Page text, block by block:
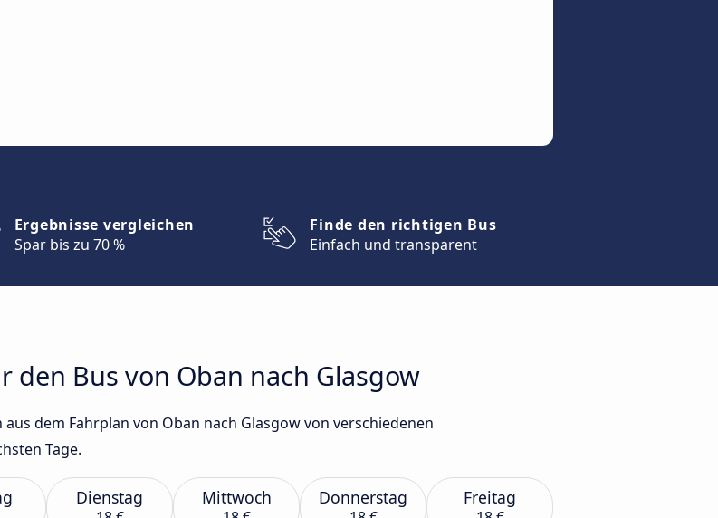
Ergebnisse vergleichen
Spar bis zu 70 %
Finde den richtigen Bus
Einfach und transparent
den Bus von Oban nach Glasgow
dem Fahrplan von Oban nach Glasgow von verschiedenen
Tage.
Dienstag Mittwoch Donnerstag Freitag